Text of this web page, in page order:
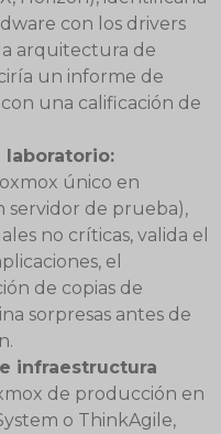
con los drivers
arquitectura de
un informe de
una calificación de
laboratorio:
único en
servidor de prueba),
no críticas, valida el
el
de copias de
sorpresas antes de
infraestructura
de producción en
o ThinkAgile,